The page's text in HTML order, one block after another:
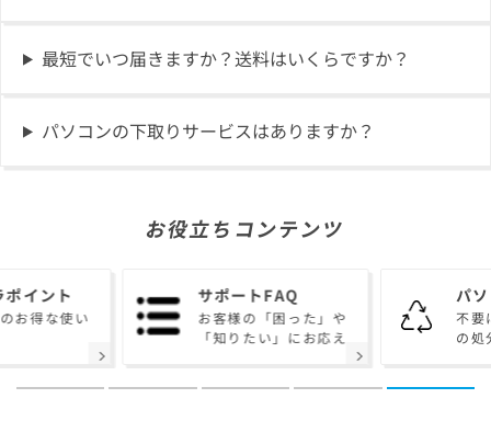
最短でいつ届きますか？送料はいくらですか？
パソコンの下取りサービスはありますか？
お役立ちコンテンツ
ポイント
お得な使い
サポートFAQ
お客様の「困った」や
「知りたい」にお応え
パ
不要
の処